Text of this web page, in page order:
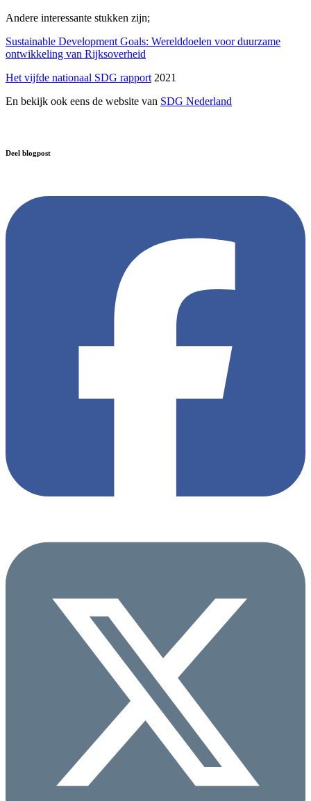
Andere interessante stukken zijn;
Sustainable Development Goals: Werelddoelen voor duurzame
ontwikkeling van Rijksoverheid
Het vijfde nationaal SDG rapport 2021
En bekijk ook eens de website van SDG Nederland
Deel blogpost